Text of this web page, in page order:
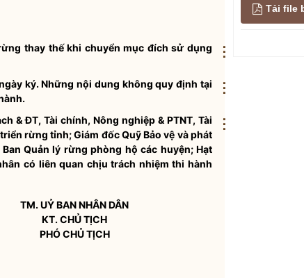
thay thế khi chuyển mục đích sử dụng
ký. Những nội dung không quy định tại
& ĐT, Tài chính, Nông nghiệp & PTNT, Tài
rừng tỉnh; Giám đốc Quỹ Bảo vệ và phát
Quản lý rừng phòng hộ các huyện; Hạt
có liên quan chịu trách nhiệm thi hành
TM. UỶ BANNHÂN DÂN
KT. CHỦ TỊCH
PHÓ CHỦ TỊCH
Tải file
⋮
⋮
⋮